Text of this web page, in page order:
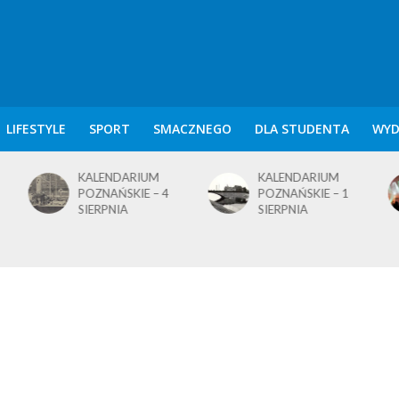
LIFESTYLE SPORT SMACZNEGO DLA STUDENTA
KALENDARIUM
POZNAŃSKIE – 4
SIERPNIA
KALENDARIUM
POZNAŃSKIE – 1
SIERPNIA